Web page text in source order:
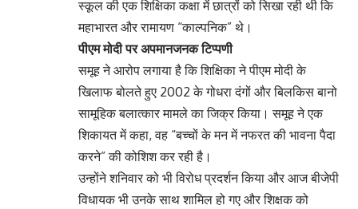
स्कूल की एक शिक्षिका कक्षा में छात्रों को सिखा रही थी कि
महाभारत और रामायण “काल्पनिक” थे।
पीएम मोदी पर अपमानजनक टिप्पणी
समूह ने आरोप लगाया है कि शिक्षिका ने पीएम मोदी के
खिलाफ बोलते हुए 2002 के गोधरा दंगों और बिलकिस बानो
सामूहिक बलात्कार मामले का जिक्र किया। समूह ने एक
शिकायत में कहा, वह “बच्चों के मन में नफरत की भावना पैदा
करने” की कोशिश कर रही है।
उन्होंने शनिवार को भी विरोध प्रदर्शन किया और आज बीजेपी
विधायक भी उनके साथ शामिल हो गए और शिक्षक को